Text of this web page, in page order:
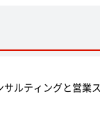
ルティングと営業